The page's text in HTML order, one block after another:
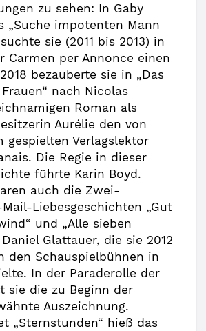
zu sehen: In Gaby
„Suche impotenten Mann
sie (2011 bis 2013) in
Carmen per Annonce einen
bezauberte sie in „Das
nach Nicolas
Roman als
Aurélie den von
gespielten Verlagslektor
Die Regie in dieser
führte Karin Boyd.
auch die Zwei-
Liebesgeschichten „Gut
und „Alle sieben
Glattauer, die sie 2012
den Schauspielbühnen in
In der Paraderolle der
sie die zu Beginn der
Auszeichnung.
„Sternstunden“ hieß das